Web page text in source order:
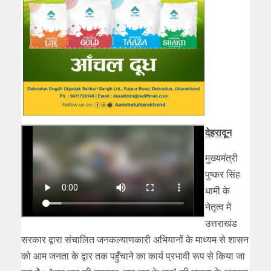
देहरादून
मुख्यमंत्री
पुष्कर सिंह
धामी के
नेतृत्व में
उत्तराखंड
सरकार द्वारा संचालित जनकल्याणकारी अभियानों के माध्यम से शासन
को आम जनता के द्वार तक पहुँचाने का कार्य प्रभावी रूप से किया जा